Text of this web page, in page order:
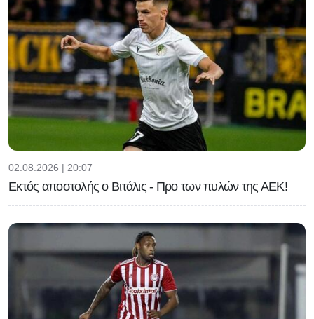
02.08.2026 | 20:07
Εκτός αποστολής ο Βιτάλις - Προ των πυλών της ΑΕΚ!